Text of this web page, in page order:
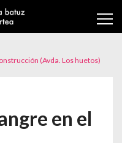
(Avda. Los huetos)
en el